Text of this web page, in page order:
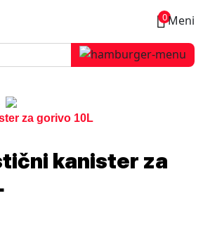
0Meni
za gorivo 10L
kanister za